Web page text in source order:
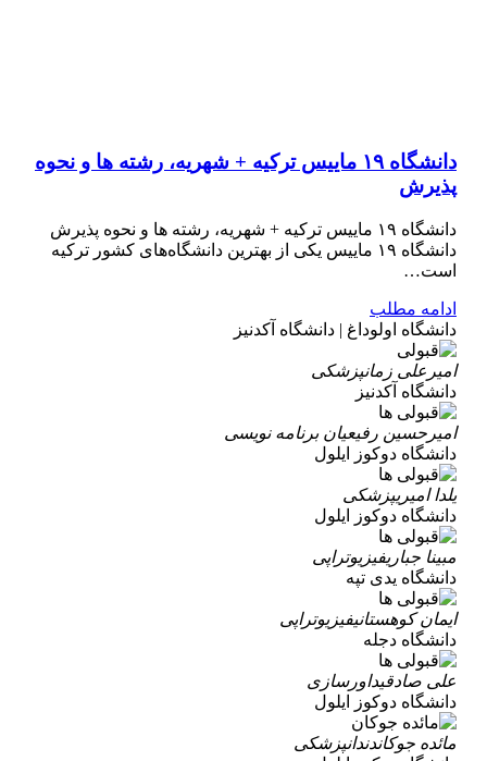
دانشگاه ۱۹ ماییس ترکیه + شهریه، رشته ها و نحوه
پذیرش
دانشگاه ۱۹ ماییس ترکیه + شهریه، رشته ها و نحوه پذیرش
دانشگاه ۱۹ ماییس یکی از بهترین دانشگاه‌های کشور ترکیه
است…
ادامه مطلب
دانشگاه اولوداغ | دانشگاه آکدنیز
امیرعلی زمانپزشکی
دانشگاه آکدنیز
امیرحسین رفیعیانبرنامه نویسی
دانشگاه دوکوز ایلول
یلدا امیریپزشکی
دانشگاه دوکوز ایلول
مبینا جباریفیزیوتراپی
دانشگاه یدی تپه
ایمان کوهستانیفیزیوتراپی
دانشگاه دجله
علی صادقیداورسازی
دانشگاه دوکوز ایلول
مائده جوکاندندانپزشکی